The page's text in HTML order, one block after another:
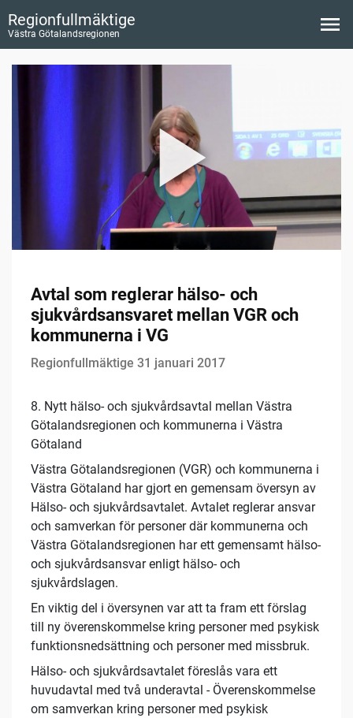
Regionfullmäktige
Västra Götalandsregionen
Avtal som reglerar hälso- och
sjukvårdsansvaret mellan VGR och
kommunerna i VG
Regionfullmäktige 31 januari 2017
8. Nytt hälso- och sjukvårdsavtal mellan Västra
Götalandsregionen och kommunerna i Västra
Götaland
Västra Götalandsregionen (VGR) och kommunerna i
Västra Götaland har gjort en gemensam översyn av
Hälso- och sjukvårdsavtalet. Avtalet reglerar ansvar
och samverkan för personer där kommunerna och
Västra Götalandsregionen har ett gemensamt hälso-
och sjukvårdsansvar enligt hälso- och
sjukvårdslagen.
En viktig del i översynen var att ta fram ett förslag
till ny överenskommelse kring personer med psykisk
funktionsnedsättning och personer med missbruk.
Hälso- och sjukvårdsavtalet föreslås vara ett
huvudavtal med två underavtal - Överenskommelse
om samverkan kring personer med psykisk